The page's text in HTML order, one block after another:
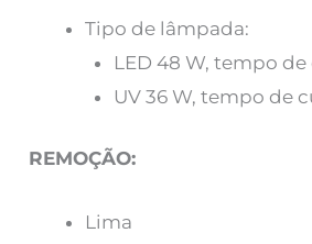
Tipo de lâmpada:
LED 48 W, tempo de
UV 36 W, tempo de
REMOÇÃO:
Lima